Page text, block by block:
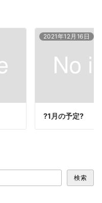
2021年12月16日
?1月の予定?
検索